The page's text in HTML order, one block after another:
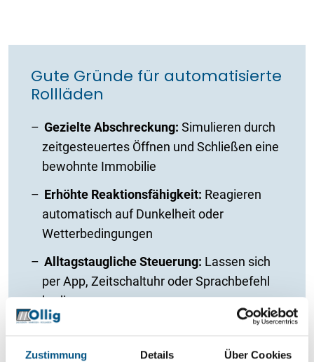
Zustimmung Details Über Cookies
Gute Gründe für automatisierte
Rollläden
Gezielte Abschreckung: Simulieren durch
zeitgesteuertes Öffnen und Schließen eine
bewohnte Immobilie
Erhöhte Reaktionsfähigkeit: Reagieren
automatisch auf Dunkelheit oder
Wetterbedingungen
Alltagstaugliche Steuerung: Lassen sich
per App, Zeitschaltuhr oder Sprachbefehl
bedienen
mechanische Barrieren durch intelligente